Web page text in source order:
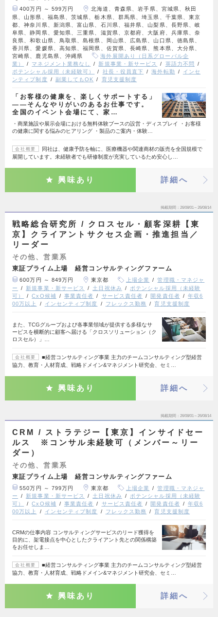
400万円 ～ 599万円
北海道、青森県、岩手県、宮城県、秋田
県、山形県、福島県、茨城県、栃木県、群馬県、埼玉県、千葉県、東京
都、神奈川県、新潟県、富山県、石川県、福井県、山梨県、長野県、岐
阜県、静岡県、愛知県、三重県、滋賀県、京都府、大阪府、兵庫県、奈
良県、和歌山県、鳥取県、島根県、岡山県、広島県、山口県、徳島県、
香川県、愛媛県、高知県、福岡県、佐賀県、長崎県、熊本県、大分県、
宮崎県、鹿児島県、沖縄県
海外展開あり（日系グローバル企
業）
マネジメント業務なし 新規事業・新サービス
英語力不問
ポテンシャル採用（未経験可）
社長・役員直下 海外転勤
インセ
ンティブ制度
副業してもOK 育児支援制度
「お客様の健康を、楽しくサポートする」
——そんなやりがいのあるお仕事です。
全国のイベント会場にて、家…
・商業施設や展示会場における無料体験ブースの設営・ディスプレイ ・お客様
の健康に関する悩みのヒアリング ・製品のご案内・体験…
会社概要
同社は、健康予防を軸に、医療機器や関連商材の販売を全国規模で
展開しています。未経験者でも研修制度が充実しているため安心し…
興味あり 詳細へ
掲載期間 26/08/01～26/08/14
戦略総合研究所 / クロスセル・顧客深耕【東
京】クライアントサクセス企画・推進担当／
リーダー
その他、営業系
東証プライム上場 経営コンサルティングファーム
600万円 ～ 849万円 東京都 上場企業
管理職・マネジャ
ー
新規事業・新サービス 土日祝休み
ポテンシャル採用（未経験
可）
CxO候補 事業責任者 サービス責任者 開発責任者
年収6
00万以上
インセンティブ制度 フレックス勤務 育児支援制度
また、TCGグループおよび各事業領域が提供する多様なサ
ービスを横断的に顧客へ届ける「クロスソリューション（ク
ロスセル）」…
会社概要
■経営コンサルティング事業 主力のチームコンサルティング型経営
協力、教育・人材育成、戦略ドメイン&マネジメント研究会、セミ…
興味あり 詳細へ
掲載期間 26/08/01～26/08/14
CRM / ストラテジー【東京】インサイドセー
ルス ※コンサル未経験可（メンバー～リー
ダー）
その他、営業系
東証プライム上場 経営コンサルティングファーム
550万円 ～ 799万円 東京都 上場企業
管理職・マネジャ
ー
新規事業・新サービス 土日祝休み
ポテンシャル採用（未経験
可）
CxO候補 事業責任者 サービス責任者 開発責任者
年収6
00万以上
インセンティブ制度 フレックス勤務 育児支援制度
CRMの仕事内容 コンサルティングサービスのリード獲得を
目的に、架電接点を中心としたクライアント先との関係構築
をお任せしま…
会社概要
■経営コンサルティング事業 主力のチームコンサルティング型経営
協力、教育・人材育成、戦略ドメイン&マネジメント研究会、セミ…
興味あり 詳細へ